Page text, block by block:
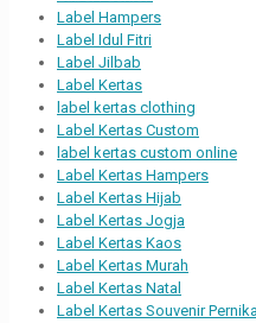
Label Hampers
Label Idul Fitri
Label Jilbab
Label Kertas
label kertas clothing
Label Kertas Custom
label kertas custom online
Label Kertas Hampers
Label Kertas Hijab
Label Kertas Jogja
Label Kertas Kaos
Label Kertas Murah
Label Kertas Natal
Label Kertas Souvenir